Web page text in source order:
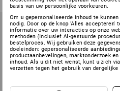
basis van uw persoonlijke voorkeuren.
Om u gepersonaliseerde inhoud te
nodig. Door op de knop 'Alles accepteren'
informatie over uw interacties op onze
methoden (inclusief AI-gestuurde
bestelproces. Wij gebruiken deze
doeleinden: gepersonaliseerde
productaanbevelingen, marktonderzoek
inhoud. Als u dit niet wenst, kunt u zich
verzetten tegen het gebruik van dergelijke